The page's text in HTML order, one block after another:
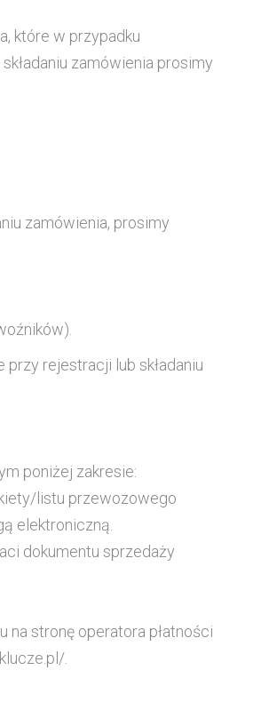
które w przypadku
zamówienia prosimy
zamówienia, prosimy
rejestracji lub składaniu
poniżej zakresie:
listu przewozowego
elektroniczną.
dokumentu sprzedaży
na stronę operatora płatności
.